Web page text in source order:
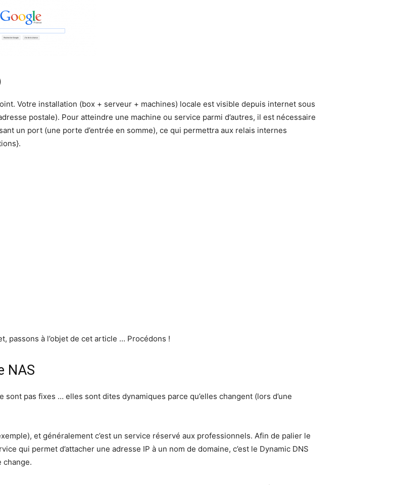
Votre installation (box + serveur + machines) locale est visible depuis internet sous
postale). Pour atteindre une machine ou service parmi d’autres, il est nécessaire
un port (une porte d’entrée en somme), ce qui permettra aux relais internes
passons à l’objet de cet article … Procédons !
NAS
pas fixes … elles sont dites dynamiques parce qu’elles changent (lors d’une
et généralement c’est un service réservé aux professionnels. Afin de palier le
qui permet d’attacher une adresse IP à un nom de domaine, c’est le Dynamic DNS
change.